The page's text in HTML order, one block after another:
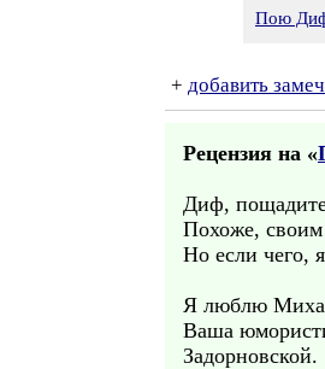
Пою
+ добавить
Рецензия на «
Диф,
Похоже, своим
Но если чего,
Я люблю
Ваша
Задорновской.